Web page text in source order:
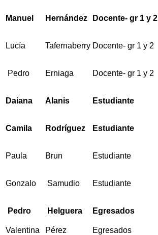
Manuel Hernández Docente- gr 1 y 2
Lucía Tafernaberry Docente- gr 1 y 2
Pedro Erniaga Docente- gr 1 y 2
Daiana Alanis Estudiante
Camila Rodríguez Estudiante
Paula Brun Estudiante
Gonzalo Samudio Estudiante
Pedro Helguera Egresados
Valentina Pérez Egresados